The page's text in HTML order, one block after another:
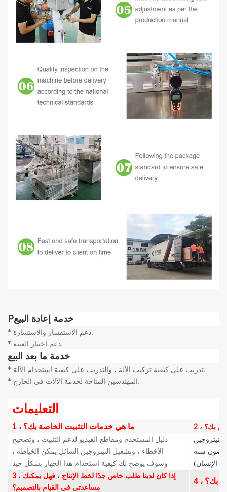
Pخدمة إعادة البيع
* دعم الاستفسار والاستشارة.
* دعم اختبار العينة.
خدمة ما بعد البيع
* تدريب على كيفية تركيب الآلة ، والتدريب على كيفية استخدام الآلة.
* المهندسين المتاحة لخدمة الآلات في الخارج.
التعليمات
1 ، ما هي خدمات التثبيت الخاصة بك؟ بك؟
دليل المستخدم ومقاطع الفيديو لدعم التثبيت ، وتصحيح
الأخطاء ، وتشغيل النيتروجين السائل يمكن الخياطه ،
وسوف يوضح لك كيفية استخدام هذا الجهاز بشكل جيد
غضون سنة
3 ، إذا كان لدينا طلب خاص جدًا لخط الإنتاج ، فهل يمكنك
مساعدتي في القيام بالتصميم؟
بك؟